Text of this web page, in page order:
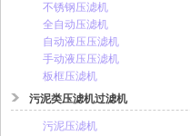
不锈钢压滤机
全自动压滤机
自动液压压滤机
手动液压压滤机
板框压滤机
污泥类压滤机过滤机
污泥压滤机